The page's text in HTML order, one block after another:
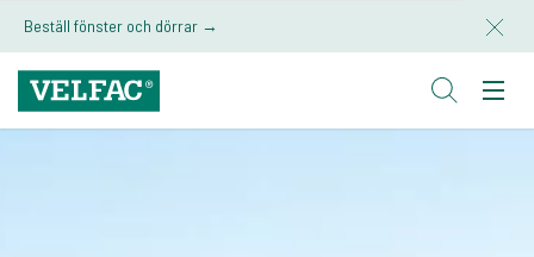
Beställ fönster och dörrar →